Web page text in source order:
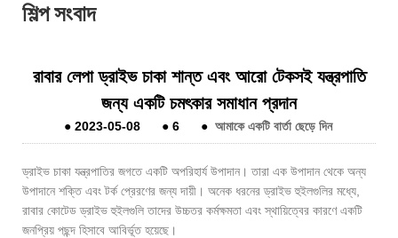
শিল্প সংবাদ
রাবার লেপা ড্রাইভ চাকা শান্ত এবং আরো টেকসই যন্ত্রপাতি
জন্য একটি চমৎকার সমাধান প্রদান
●2023-05-08 ●6 ● আমাকে একটি বার্তা ছেড়ে দিন
ড্রাইভ চাকা যন্ত্রপাতির জগতে একটি অপরিহার্য উপাদান। তারা এক উপাদান থেকে অন্য
উপাদানে শক্তি এবং টর্ক প্রেরণের জন্য দায়ী। অনেক ধরনের ড্রাইভ হুইলগুলির মধ্যে,
রাবার কোটেড ড্রাইভ হুইলগুলি তাদের উচ্চতর কর্মক্ষমতা এবং স্থায়িত্বের কারণে একটি
জনপ্রিয় পছন্দ হিসাবে আবির্ভূত হয়েছে।